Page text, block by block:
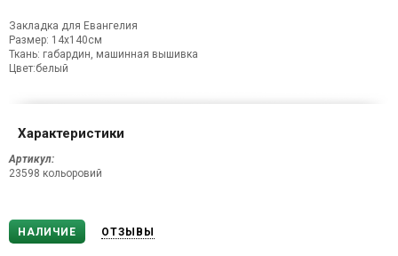
Закладка для Евангелия
Размер: 14х140см
Ткань: габардин, машинная вышивка
Цвет:белый
Характеристики
Артикул:
23598 кольоровий
НАЛИЧИЕ ОТЗЫВЫ